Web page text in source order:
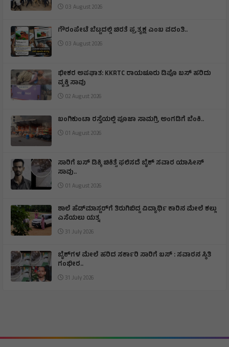
03 August 2026
ಗೌರಂಪೇಟೆ ಬೆಟ್ಟದಲ್ಲಿ ಚಿರತೆ ಪ್ರತ್ಯಕ್ಷ ಎಂಬ ವದಂತಿ..
03 August 2026
ಭೀಕರ ಅಪಘಾತ: KKRTC ರಾಯಚೂರು ಡಿಪೊ ಬಸ್ ಹರಿದು
ವ್ಯಕ್ತಿ ಸಾವು
02 August 2026
ಬಂಗಿಕುಂಟಾ ರಸ್ತೆಯಲ್ಲಿ ಪೂಜಾ ಸಾಮಗ್ರಿ ಅಂಗಡಿಗೆ ಬೆಂಕಿ.‌.
01 August 2026
ಸಾರಿಗೆ ಬಸ್ ಡಿಕ್ಕಿ ಚಿಕಿತ್ಸೆ ಫಲಿಸದೆ ಬೈಕ್ ಸವಾರ ಯಾಸೀನ್
ಸಾವು..
01 August 2026
ಶಾಲೆ ಹೆಡ್‌ಮಾಸ್ಟರ್‌ಗೆ ತಿರುಗಿಬಿದ್ದ ವಿದ್ಯಾರ್ಥಿ ಕಾರಿನ ಮೇಲೆ ಕಲ್ಲು
ಎಸೆಯಲು ಯತ್ನ
31 July 2026
ಬೈಕ್‌ಗಳ ಮೇಲೆ ಹರಿದ ಸರ್ಕಾರಿ ಸಾರಿಗೆ ಬಸ್ : ಸವಾರನ ಸ್ಥಿತಿ
ಗಂಭೀರ..
31 July 2026